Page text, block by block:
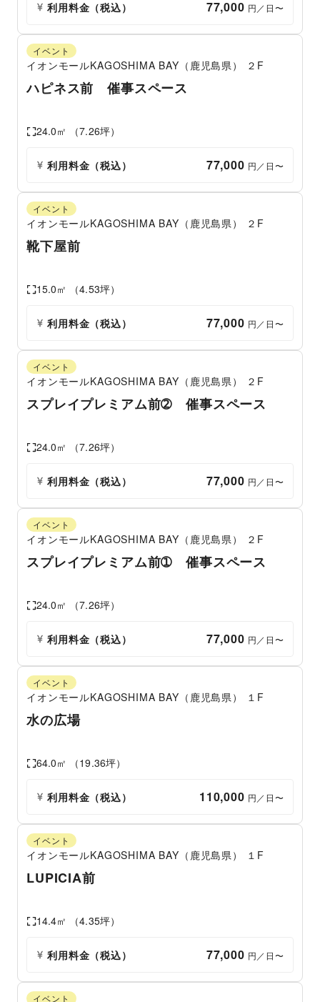
利用料金（税込） 77,000 円／日〜
イベント
イオンモールKAGOSHIMA BAY（鹿児島県） ２F
ハピネス前 催事スペース
24.0㎡ （7.26坪）
利用料金（税込） 77,000 円／日〜
イベント
イオンモールKAGOSHIMA BAY（鹿児島県） ２F
靴下屋前
15.0㎡ （4.53坪）
利用料金（税込） 77,000 円／日〜
イベント
イオンモールKAGOSHIMA BAY（鹿児島県） ２F
スプレイプレミアム前➁ 催事スペース
24.0㎡ （7.26坪）
利用料金（税込） 77,000 円／日〜
イベント
イオンモールKAGOSHIMA BAY（鹿児島県） ２F
スプレイプレミアム前➀ 催事スペース
24.0㎡ （7.26坪）
利用料金（税込） 77,000 円／日〜
イベント
イオンモールKAGOSHIMA BAY（鹿児島県） １F
水の広場
64.0㎡ （19.36坪）
利用料金（税込） 110,000 円／日〜
イベント
イオンモールKAGOSHIMA BAY（鹿児島県） １F
LUPICIA前
14.4㎡ （4.35坪）
利用料金（税込） 77,000 円／日〜
イベント